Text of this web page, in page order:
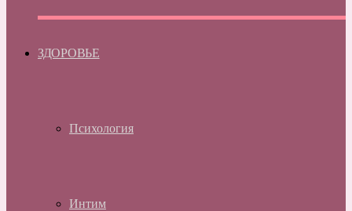
ЗДОРОВЬЕ
Психология
Интим